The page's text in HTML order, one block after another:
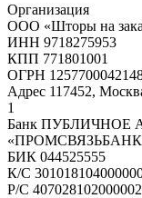
Организация
ООО «Шторы на
ИНН 9718275953
КПП 771801001
ОГРН
Адрес 117452,
1
Банк
БИК 044525555
К/С
Р/С